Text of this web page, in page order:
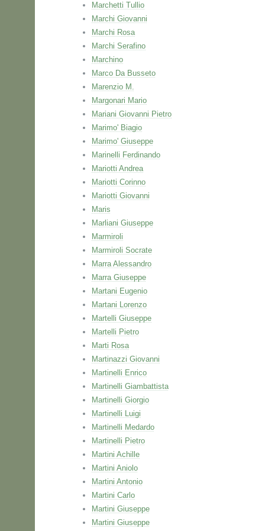
Marchetti Tullio
Marchi Giovanni
Marchi Rosa
Marchi Serafino
Marchino
Marco Da Busseto
Marenzio M.
Margonari Mario
Mariani Giovanni Pietro
Marimo' Biagio
Marimo' Giuseppe
Marinelli Ferdinando
Mariotti Andrea
Mariotti Corinno
Mariotti Giovanni
Maris
Marliani Giuseppe
Marmiroli
Marmiroli Socrate
Marra Alessandro
Marra Giuseppe
Martani Eugenio
Martani Lorenzo
Martelli Giuseppe
Martelli Pietro
Marti Rosa
Martinazzi Giovanni
Martinelli Enrico
Martinelli Giambattista
Martinelli Giorgio
Martinelli Luigi
Martinelli Medardo
Martinelli Pietro
Martini Achille
Martini Aniolo
Martini Antonio
Martini Carlo
Martini Giuseppe
Martini Giuseppe